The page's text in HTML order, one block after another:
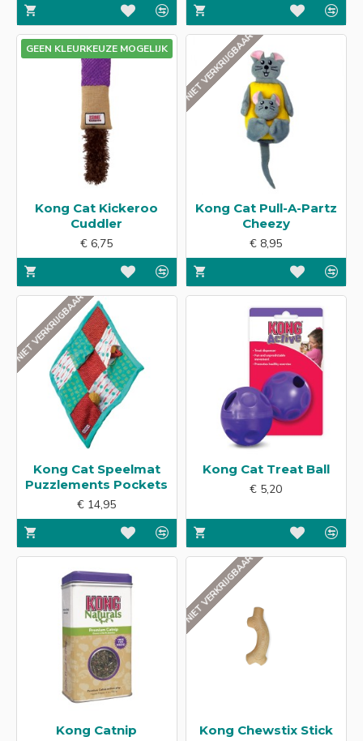
GEEN KLEURKEUZE MOGELIJK
Kong Cat Kickeroo
Cuddler
€ 6,75
NIET VERKRIJGBAAR
Kong Cat Pull-A-Partz
Cheezy
€ 8,95
NIET VERKRIJGBAAR
Kong Cat Speelmat
Puzzlements Pockets
€ 14,95
Kong Cat Treat Ball
€ 5,20
Kong Catnip
NIET VERKRIJGBAAR
Kong Chewstix Stick